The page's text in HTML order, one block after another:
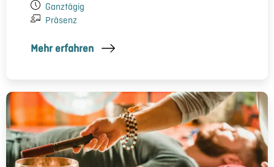
Ganztägig
Präsenz
Mehr erfahren